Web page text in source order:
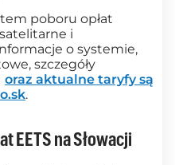
poboru opłat
i
o systemie,
szczegóły
oraz aktualne taryfy są
.
EETS na Słowacji